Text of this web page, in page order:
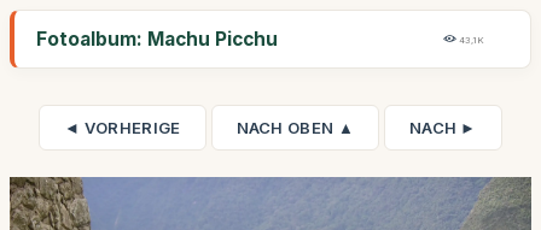
Fotoalbum: Machu Picchu 43,1K
◄ VORHERIGE NACH OBEN ▲ NACH ►